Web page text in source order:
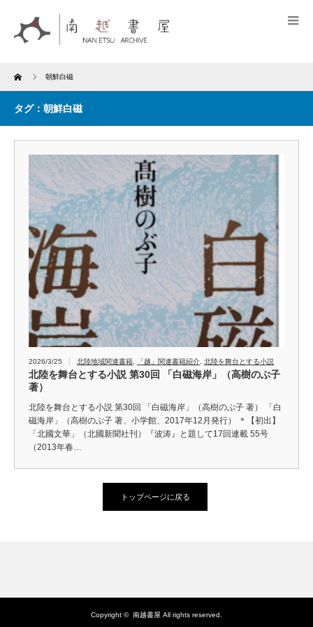
Home 朝鮮白磁
タグ：朝鮮白磁
2026/3/25 北陸地域関連書籍 「越」関連書籍紹介 北陸を舞台とする小説
北陸を舞台とする小説 第30回 「白磁海岸」（高樹のぶ子
著）
北陸を舞台とする小説 第30回 「白磁海岸」（高樹のぶ子 著） 「白
磁海岸」（高樹のぶ子 著、小学館、2017年12月発行） ＊【初出】
「北國文華」（北國新聞社刊）『波涛』と題して17回連載 55号
（2013年春…
トップページに戻る
Copyright © 南越書屋 All rights reserved.